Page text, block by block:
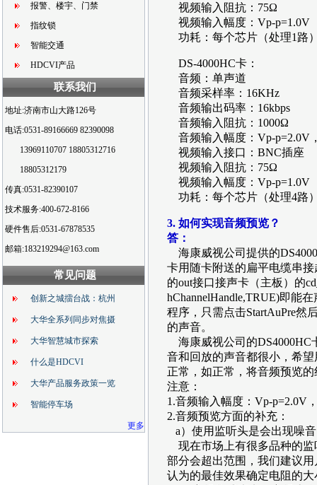
报警、楼宇、门禁
指纹锁
智能交通
HDCVI产品
联系我们
地址:济南市山大路126号
电话:0531-89166669 82390098
13969110707 18805312716
18805312179
传真:0531-82390107
技术服务:400-672-8166
硬件售后:0531-67878535
邮箱:183219294@163.com
常见问题
创新之城擂台战：杭州
大华全系列同步对焦摄
大华智慧城市探索
什么是HDCVI
大华产品服务政策一览
智能停车场
更多
视频输入阻抗：75Ω
视频输入幅度：Vp-
功耗：每个芯片（处理1路
DS-4000HC卡：
音频：单声道
音频采样率：16KHz
音频输出码率：16kbps
音频输入阻抗：1000Ω
音频输入幅度：Vp-
视频输入接口：BNC插
视频输入阻抗：75Ω
视频输入幅度：Vp-
功耗：每个芯片（处理4路
3. 如何实现音频预览？
答：
海康威视公司提供的
卡用随卡附送的扁平电缆串
的out接口接声卡（主板）的
hChannelHandle,TRUE)即能
程序，只需点击StartAuPre然
的声音。
海康威视公司的DS4000HC
音和回放的声音都很小，希
正常，如正常，将音频预览
注意：
1.音频输入幅度：Vp-p=2.0V
2.音频预览方面的补充：
a）使用监听头是会出现噪
现在市场上有很多品种的监
部分会超出范围，我们建议
认为的最佳效果确定电阻的大